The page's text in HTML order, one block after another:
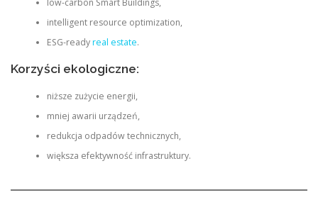
intelligent resource optimization,
ESG-readyreal estate.
Korzyści ekologiczne:
niższe zużycie energii,
mniej awarii urządzeń,
redukcja odpadów technicznych,
większa efektywność infrastruktury.